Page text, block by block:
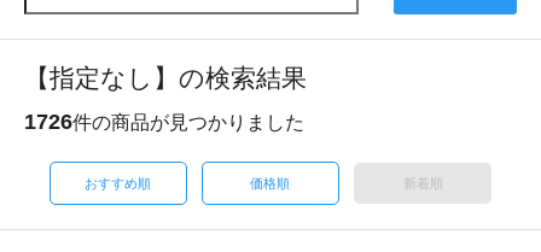
【指定なし】の検索結果
1726件の商品が見つかりました
おすすめ順 価格順 新着順